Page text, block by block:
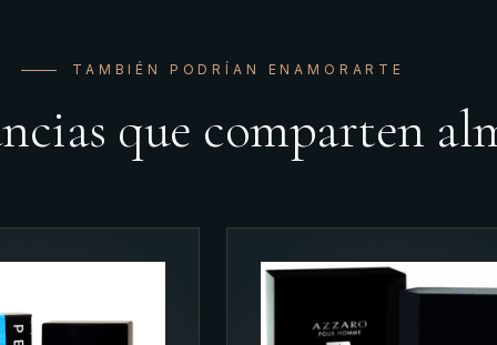
TAMBIÉN PODRÍAN ENAMORARTE
que comparten